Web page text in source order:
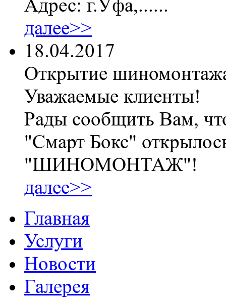
Адрес: г.Уфа,......
далее>>
18.04.2017
Открытие
Уважаемые клиенты!
Рады сообщить Вам,
"Смарт Бокс"
"ШИНОМОНТАЖ"!
далее>>
Главная
Услуги
Новости
Галерея